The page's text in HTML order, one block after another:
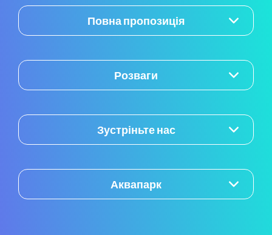
Повна пропозиція
Розваги
Зустріньте нас
Аквапарк